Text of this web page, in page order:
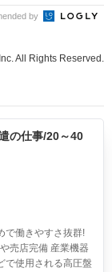
by
All Rights Reserved.
の仕事/20～40
で働きやすさ抜群!
売店完備 産業機器
で使用される高圧盤